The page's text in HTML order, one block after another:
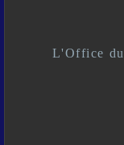
L'Office du